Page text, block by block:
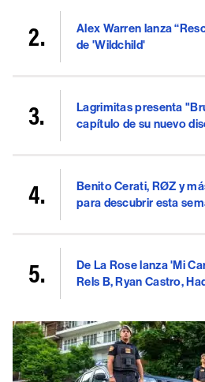
Alex Warren lanza
de 'Wildchild'
Lagrimitas presenta
capítulo de su nuevo
Benito Cerati, RØZ y
para descubrir esta
De La Rose lanza 'Mi
Rels B, Ryan Castro,